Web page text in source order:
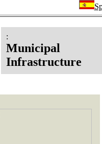
:
Municipal
Infrastructure